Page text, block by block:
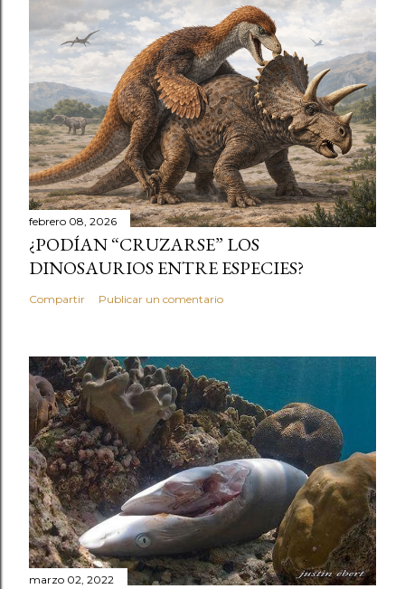
febrero 08, 2026
¿PODÍAN “CRUZARSE” LOS
DINOSAURIOS ENTRE ESPECIES?
Compartir Publicar un comentario
marzo 02, 2022